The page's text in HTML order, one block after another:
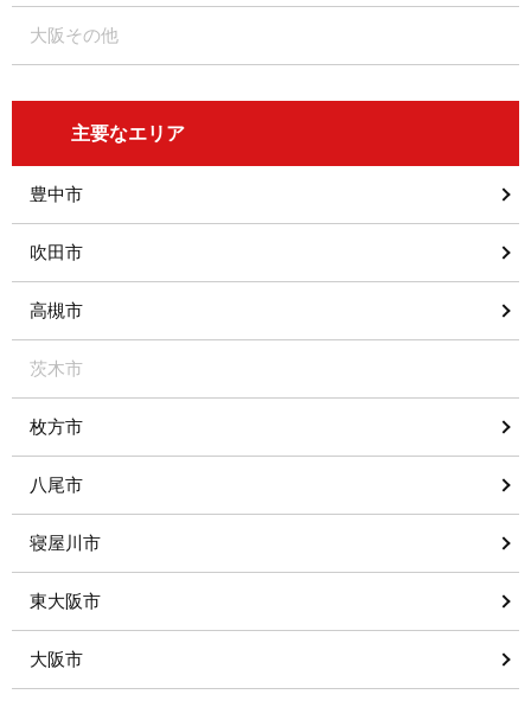
大阪その他
主要なエリア
豊中市
吹田市
高槻市
茨木市
枚方市
八尾市
寝屋川市
東大阪市
大阪市